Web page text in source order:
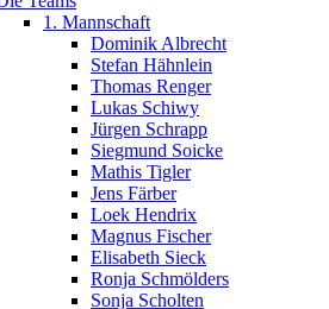
1. Mannschaft
Dominik Albrecht
Stefan Hähnlein
Thomas Renger
Lukas Schiwy
Jürgen Schrapp
Siegmund Soicke
Mathis Tigler
Jens Färber
Loek Hendrix
Magnus Fischer
Elisabeth Sieck
Ronja Schmölders
Sonja Scholten